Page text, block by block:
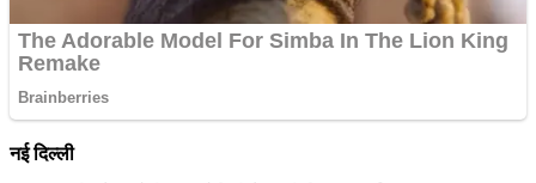
नई दिल्ली